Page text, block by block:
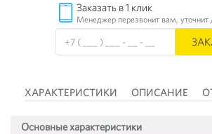
Заказать в 1 клик
Менеджер перезвонит вам, уточнит
ХАРАКТЕРИСТИКИ ОПИСАНИЕ
Основные характеристики